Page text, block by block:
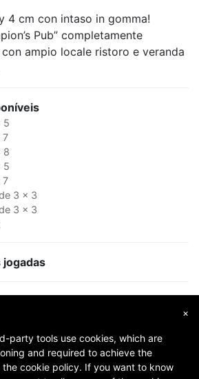
4 cm con intaso in gomma!
Pub” completamente
ampio locale ristoro e veranda
5
7
8
5
7
3 x 3
3 x 3
jogadas
×
party tools use cookies, which are
and required to achieve the
cookie policy. If you want to know